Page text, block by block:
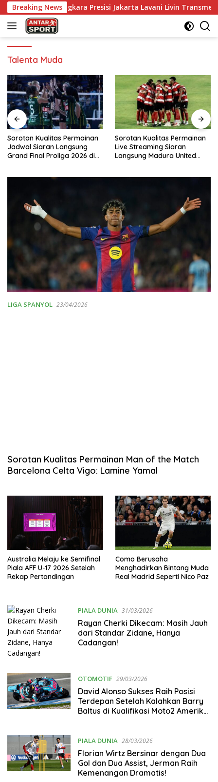
Skip
to
content
Breaking NewsPresisi Jakarta Lavani Livin Transmedia di
Talenta Muda
Sorotan Kualitas Permainan
Jadwal Siaran Langsung
Grand Final Proliga 2026 di
Sorotan Kualitas Permainan
Live Streaming Siaran
Langsung Madura United
LIGA SPANYOL 23/04/2026
Sorotan Kualitas Permainan Man of the Match
Barcelona Celta Vigo: Lamine Yamal
Australia Melaju ke Semifinal
Piala AFF U-17 2026 Setelah
Rekap Pertandingan
Como Berusaha
Menghadirkan Bintang Muda
Real Madrid Seperti Nico Paz
PIALA DUNIA 31/03/2026
Rayan Cherki Dikecam: Masih Jauh
dari Standar Zidane, Hanya
Cadangan!
OTOMOTIF 29/03/2026
David Alonso Sukses Raih Posisi
Terdepan Setelah Kalahkan Barry
Baltus di Kualifikasi Moto2 Amerika
PIALA DUNIA 28/03/2026
Florian Wirtz Bersinar dengan Dua
Gol dan Dua Assist, Jerman Raih
Kemenangan Dramatis!